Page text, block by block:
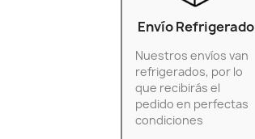
Envío Refrigerado
Nuestros envíos van
refrigerados, por lo
que recibirás el
pedido en perfectas
condiciones